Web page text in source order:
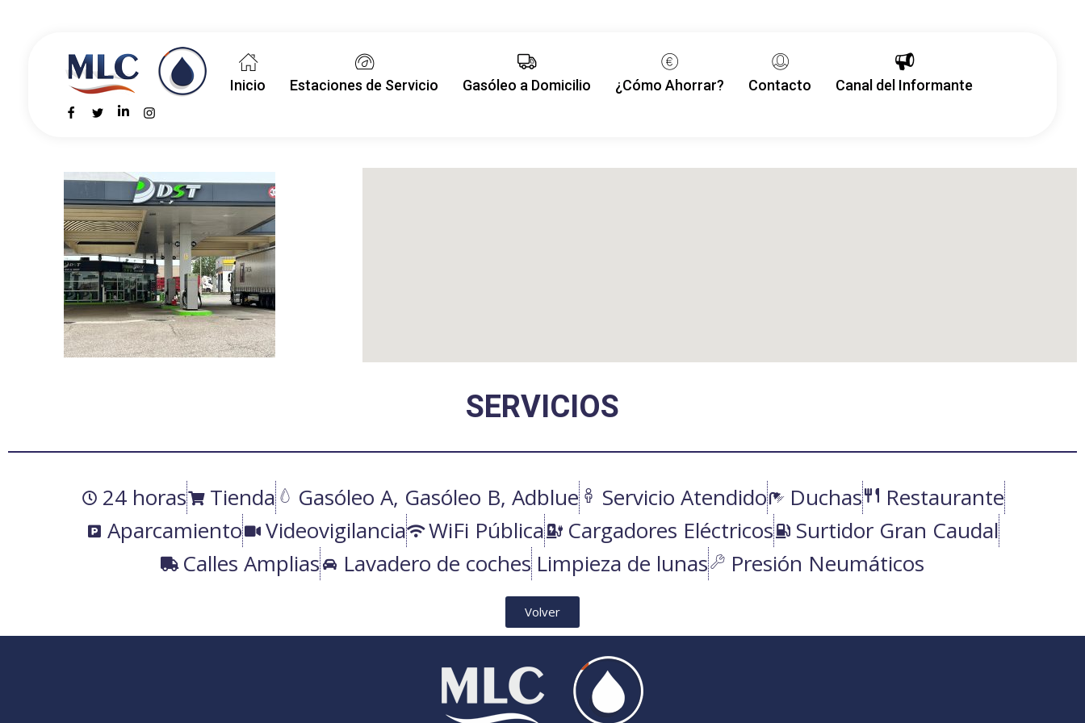
MLC Carburantes
MLC Carburantes
Inicio Estaciones de Servicio Gasóleo a Domicilio ¿Cómo Ahorrar? Contacto Canal del Informante
SERVICIOS
24 horas Tienda Gasóleo A, Gasóleo B, Adblue Servicio Atendido Duchas
Restaurante
Aparcamiento
Videovigilancia WiFi Pública Cargadores Eléctricos
Surtidor Gran Caudal
Calles Amplias
Lavadero de coches Limpieza de lunas Presión Neumáticos
Volver